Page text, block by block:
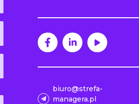
biuro@strefa-
managera.pl